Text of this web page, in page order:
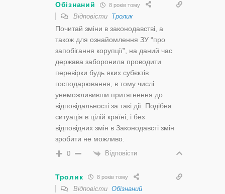
Обізнаний 8 років тому
Відповісти Тролик
Почитай зміни в законодавстві, а
також для ознайомлення ЗУ “про
запобігання корупції”, на даний час
держава заборонила проводити
перевірки будь яких субєктів
господарювання, в тому числі
унеможлививши притягнення до
відповідальності за такі дії. Подібна
ситуація в цілій країні, і без
відповідних змін в Законодавсті змін
зробити не можливо.
0 Відповісти
Тролик 8 років тому
Відповісти Обізнаний